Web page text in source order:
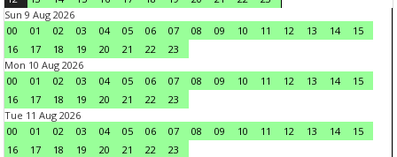
Sun 9 Aug 2026
00
01 02 03 04 05 06 07 08 09 10 11 12 13 14
15
16
17 18 19 20 21 22
23
Mon 10 Aug 2026
00
01 02 03 04 05 06 07 08 09 10 11 12 13 14
15
16
17 18 19 20 21 22
23
Tue 11 Aug 2026
00
01 02 03 04 05 06 07 08 09 10 11 12 13 14
15
16
17 18 19 20 21 22
23